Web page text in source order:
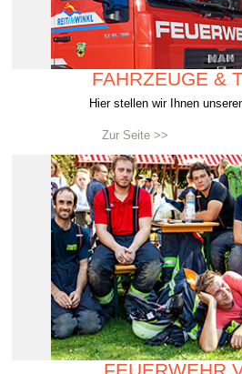
FAHRZEUGE &
Hier stellen wir Ihnen
Zur Seite >>